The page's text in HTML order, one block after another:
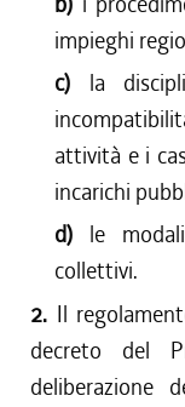
impieghi
c) la
attività e i
incarichi
d) le
collettivi.
2. Il
decreto del
deliberazione